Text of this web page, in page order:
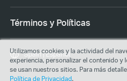
Términos y Políticas
Spain | Español
Utilizamos cookies y la actividad del
experiencia, personalizar el contenido y
se usan nuestros sitios. Para más
Política de Privacidad.